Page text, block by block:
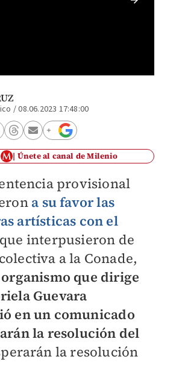
/08.06.2023 17:48:00
Únete al canal de Milenio
provisional
a su favor las
artísticas con el
que interpusieron de
a la Conade,
que dirige
Guevara
en un comunicado
la resolución del
la resolución